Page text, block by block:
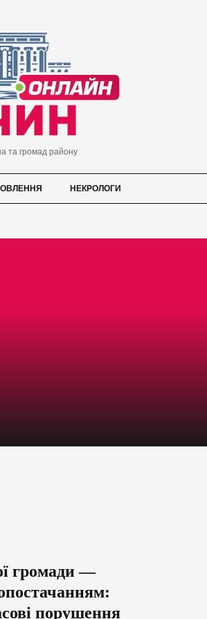
та громад району
НЕКРОЛОГИ
громади —
порушення